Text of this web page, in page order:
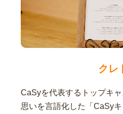
クレ
CaSyを代表するトップキ
思いを言語化した「CaSy